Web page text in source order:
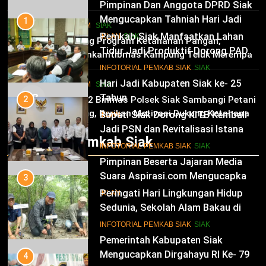
Pimpinan Dan Anggota DPRD Siak
Mengucapkan Tahniah Hari Jadi
Kabupaten Siak Ke-25 Tahun
IKLAN SIAK
11
Hari Jadi Kabupaten Siak ke- 25
Tahun
IKLAN
12
Pimpinan Beserta Jajaran Media
Suara Aspirasi.com Mengucapkan
Selamat HUT RI Ke-79
IKLAN
13
Pemerintah Kabupaten Siak
Mengucapkan Dirgahayu RI Ke- 79
02
HUKRIM SIAK
Dukung Program Ketahanan Pangan,
Bhabinkamtibmas Kampung Teluk Merempan
Tinjau Tanaman Jagung Waga
03
HUKRIM SIAK
Panit 2 Binmas Polsek Siak Sambangi Petani
Jagung, Berikan Motivasi Dukung Ketahanan
Pangan Nasional
Infotorial Pemkab Siak
1
Pemkab Siak Manfaatkan Lahan
Tidur Jadi Produktif Dorong PAD
dan Kesejahteraan Warga
INFOTORIAL PEMKAB SIAK SIAK
2
Bupati Siak Dorong KITB Kembali
Jadi PSN dan Revitalisasi Istana
Kesultanan Siak
INFOTORIAL PEMKAB SIAK SIAK
3
Peringati Hari Lingkungan Hidup
Sedunia, Sekolah Alam Bakau di
Siak Cetak Generasi Penjaga
Pesisir
INFOTORIAL PEMKAB SIAK SIAK
4